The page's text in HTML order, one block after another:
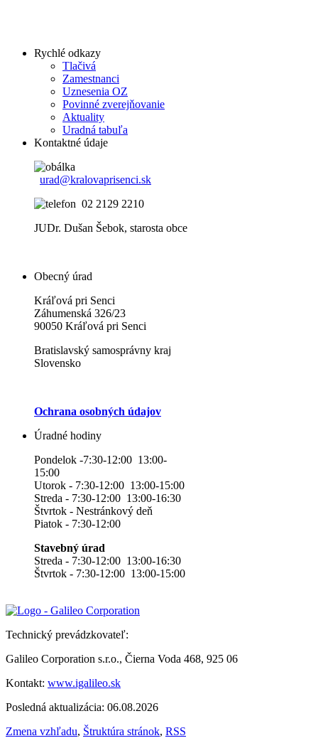
Rychlé odkazy
Tlačivá
Zamestnanci
Uznesenia OZ
Povinné zverejňovanie
Aktuality
Uradná tabuľa
Kontaktné údaje
urad@kralovaprisenci.sk
02 2129 2210
JUDr. Dušan Šebok, starosta obce
Obecný úrad
Kráľová pri Senci
Záhumenská 326/23
90050 Kráľová pri Senci
Bratislavský samosprávny kraj
Slovensko
Ochrana osobných údajov
Úradné hodiny
Pondelok -7:30-12:00 13:00-
15:00
Utorok - 7:30-12:00 13:00-15:00
Streda - 7:30-12:00 13:00-16:30
Štvrtok - Nestránkový deň
Piatok - 7:30-12:00
Stavebný úrad
Streda - 7:30-12:00 13:00-16:30
Štvrtok - 7:30-12:00 13:00-15:00
Technický prevádzkovateľ:
Galileo Corporation s.r.o., Čierna Voda 468, 925 06
Kontakt: www.igalileo.sk
Posledná aktualizácia: 06.08.2026
Zmena vzhľadu, Štruktúra stránok, RSS